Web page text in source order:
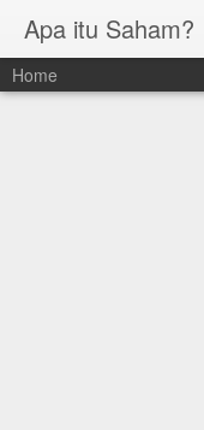
Apa itu Saham?
Home